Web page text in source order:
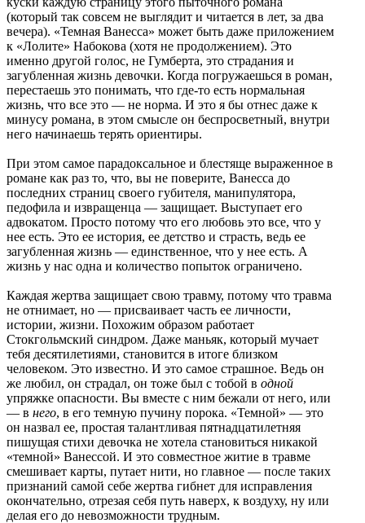
(который так совсем не выглядит и читается в лет, за два
вечера). «Темная Ванесса» может быть даже приложением
к «Лолите» Набокова (хотя не продолжением). Это
именно другой голос, не Гумберта, это страдания и
загубленная жизнь девочки. Когда погружаешься в роман,
перестаешь это понимать, что где-то есть нормальная
жизнь, что все это — не норма. И это я бы отнес даже к
минусу романа, в этом смысле он беспросветный, внутри
него начинаешь терять ориентиры.
При этом самое парадоксальное и блестяще выраженное в
романе как раз то, что, вы не поверите, Ванесса до
последних страниц своего губителя, манипулятора,
педофила и извращенца — защищает. Выступает его
адвокатом. Просто потому что его любовь это все, что у
нее есть. Это ее история, ее детство и страсть, ведь ее
загубленная жизнь — единственное, что у нее есть. А
жизнь у нас одна и количество попыток ограничено.
Каждая жертва защищает свою травму, потому что травма
не отнимает, но — присваивает часть ее личности,
истории, жизни. Похожим образом работает
Стокгольмский синдром. Даже маньяк, который мучает
тебя десятилетиями, становится в итоге близком
человеком. Это известно. И это самое страшное. Ведь он
же любил, он страдал, он тоже был с тобой в одной
упряжке опасности. Вы вместе с ним бежали от него, или
— в него, в его темную пучину порока. «Темной» — это
он назвал ее, простая талантливая пятнадцатилетняя
пишущая стихи девочка не хотела становиться никакой
«темной» Ванессой. И это совместное житие в травме
смешивает карты, путает нити, но главное — после таких
признаний самой себе жертва гибнет для исправления
окончательно, отрезая себя путь наверх, к воздуху, ну или
делая его до невозможности трудным.